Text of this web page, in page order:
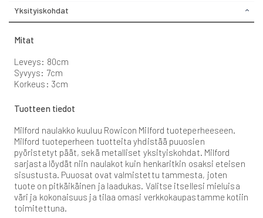
Yksityiskohdat
Mitat
Leveys: 80cm
Syvyys: 7cm
Korkeus: 3cm
Tuotteen tiedot
Milford naulakko kuuluu Rowicon Milford tuoteperheeseen.
Milford tuoteperheen tuotteita yhdistää puuosien
pyöristetyt päät, sekä metalliset yksityiskohdat. Milford
sarjasta löydät niin naulakot kuin henkaritkin osaksi eteisen
sisustusta. Puuosat ovat valmistettu tammesta, joten
tuote on pitkäikäinen ja laadukas. Valitse itsellesi mieluisa
väri ja kokonaisuus ja tilaa omasi verkkokaupastamme kotiin
toimitettuna.